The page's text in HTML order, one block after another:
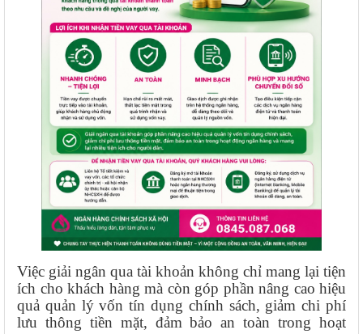
Việc giải ngân qua tài khoản không chỉ mang lại tiện
ích cho khách hàng mà còn góp phần nâng cao hiệu
quả quản lý vốn tín dụng chính sách, giảm chi phí
lưu thông tiền mặt, đảm bảo an toàn trong hoạt